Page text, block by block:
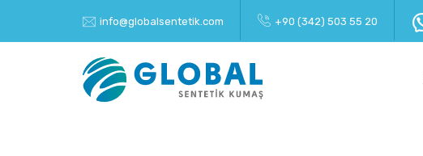
info@globalsentetik.com +90 (342) 503 55 20